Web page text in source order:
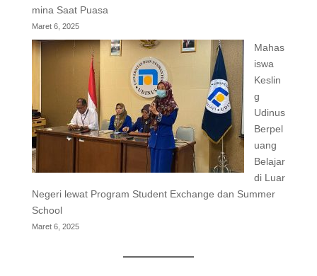
mina Saat Puasa
Maret 6, 2025
Mahas
iswa
Keslin
g
Udinus
Berpel
uang
Belajar
di Luar
Negeri lewat Program Student Exchange dan Summer
School
Maret 6, 2025